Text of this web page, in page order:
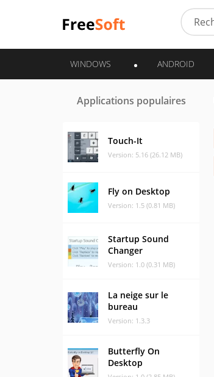
WINDOWS ANDROID
Applications populaires
Touch-It
Version: 5.16 (26.12 MB)
Fly on Desktop
Version: 1.5 (0.81 MB)
Startup Sound
Changer
Version: 1.0 (0.31 MB)
La neige sur le
bureau
Version: 1.3.3
Butterfly On
Desktop